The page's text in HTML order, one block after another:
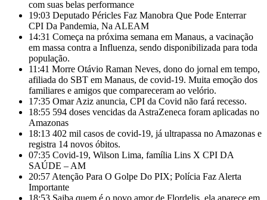
com suas belas performance
19:03 Deputado Péricles Faz Manobra Que Pode Enterrar
CPI Da Pandemia, Na ALEAM
14:31 Começa na próxima semana em Manaus, a vacinação
em massa contra a Influenza, sendo disponibilizada para toda
população.
11:41 Morre Otávio Raman Neves, dono do jornal em tempo,
afiliada do SBT em Manaus, de covid-19. Muita emoção dos
familiares e amigos que compareceram ao velório.
17:35 Omar Aziz anuncia, CPI da Covid não fará recesso.
18:55 594 doses vencidas da AstraZeneca foram aplicadas no
Amazonas
18:13 402 mil casos de covid-19, já ultrapassa no Amazonas e
registra 14 novos óbitos.
07:35 Covid-19, Wilson Lima, família Lins X CPI DA
SAÚDE – AM
20:57 Atenção Para O Golpe Do PIX; Polícia Faz Alerta
Importante
18:53 Saiba quem é o novo amor de Flordelis. ela aparece em